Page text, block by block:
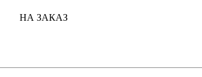
НА ЗАКАЗ